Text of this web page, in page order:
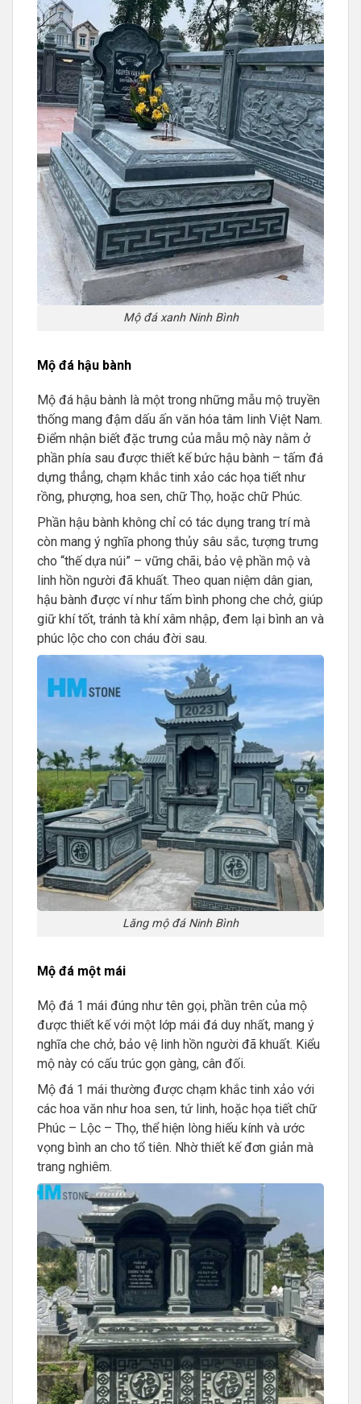
Mộ đá xanh Ninh Bình
Mộ đá hậu bành
Mộ đá hậu bành là một trong những mẫu mộ truyền
thống mang đậm dấu ấn văn hóa tâm linh Việt Nam.
Điểm nhận biết đặc trưng của mẫu mộ này nằm ở
phần phía sau được thiết kế bức hậu bành – tấm đá
dựng thẳng, chạm khắc tinh xảo các họa tiết như
rồng, phượng, hoa sen, chữ Thọ, hoặc chữ Phúc.
Phần hậu bành không chỉ có tác dụng trang trí mà
còn mang ý nghĩa phong thủy sâu sắc, tượng trưng
cho “thế dựa núi” – vững chãi, bảo vệ phần mộ và
linh hồn người đã khuất. Theo quan niệm dân gian,
hậu bành được ví như tấm bình phong che chở, giúp
giữ khí tốt, tránh tà khí xâm nhập, đem lại bình an và
phúc lộc cho con cháu đời sau.
Lăng mộ đá Ninh Bình
Mộ đá một mái
Mộ đá 1 mái đúng như tên gọi, phần trên của mộ
được thiết kế với một lớp mái đá duy nhất, mang ý
nghĩa che chở, bảo vệ linh hồn người đã khuất. Kiểu
mộ này có cấu trúc gọn gàng, cân đối.
Mộ đá 1 mái thường được chạm khắc tinh xảo với
các hoa văn như hoa sen, tứ linh, hoặc họa tiết chữ
Phúc – Lộc – Thọ, thể hiện lòng hiếu kính và ước
vọng bình an cho tổ tiên. Nhờ thiết kế đơn giản mà
trang nghiêm.